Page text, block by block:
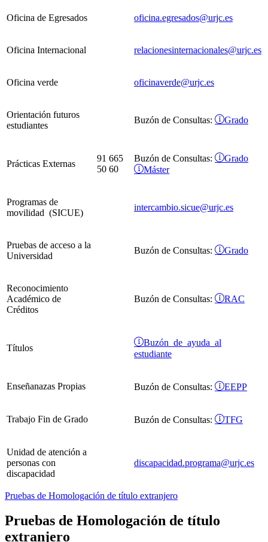
Oficina de Egresados oficina.egresados@urjc.es
Oficina Internacional relacionesinternacionales@urjc.es
Oficina verde oficinaverde@urjc.es
Orientación futuros
estudiantes
Buzón de Consultas: Grado
Prácticas Externas
91 665
50 60
Buzón de Consultas:
Grado
Máster
Programas de
movilidad (SICUE)
intercambio.sicue@urjc.es
Pruebas de acceso a la
Universidad
Buzón de Consultas: Grado
Reconocimiento
Académico de
Créditos
Buzón de Consultas: RAC
Títulos
Buzón de ayuda al
estudiante
Enseñanazas Propias Buzón de Consultas: EEPP
Trabajo Fin de Grado Buzón de Consultas: TFG
Unidad de atención a
personas con
discapacidad
discapacidad.programa@urjc.es
Pruebas de Homologación de título extranjero
Pruebas de Homologación de título
extranjero